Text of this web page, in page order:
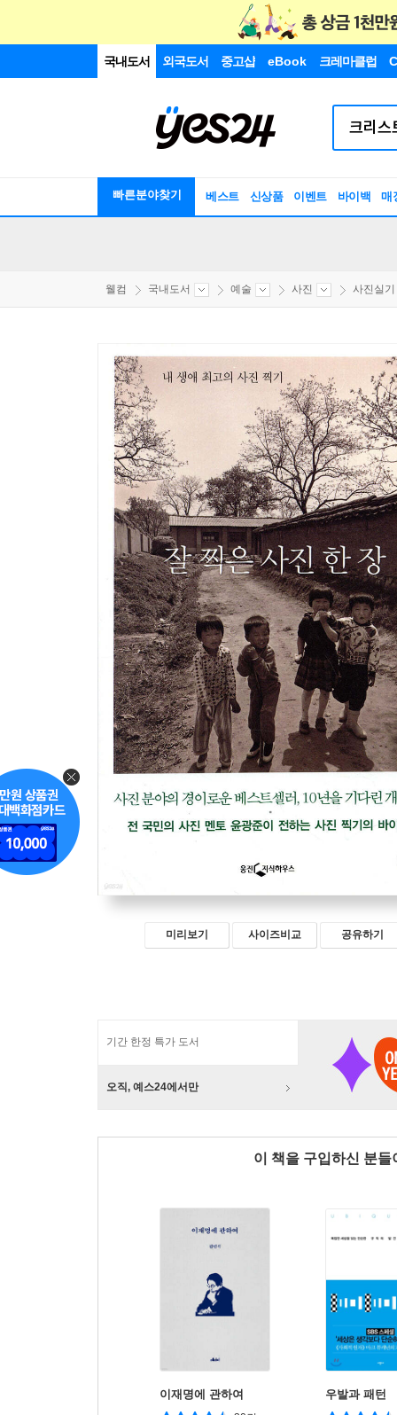
국내도서 외국도서 중고샵 eBook 크레마클럽
빠른분야찾기 베스트 신상품 이벤트 바이백 매
웰컴 국내도서 예술 사진 사진실기
미리보기 사이즈비교 공유하기
기간 한정 특가 도서
오직, 예스24에서만
이 책을 구입하신 분
이재명에 관하여 우발과 패턴